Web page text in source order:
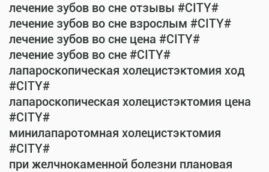
лечение зубов во сне отзывы #CITY#
лечение зубов во сне взрослым #CITY#
лечение зубов во сне цена #CITY#
лечение зубов во сне #CITY#
лапароскопическая холецистэктомия ход
#CITY#
лапароскопическая холецистэктомия цена
#CITY#
минилапаротомная холецистэктомия
#CITY#
при желчнокаменной болезни плановая